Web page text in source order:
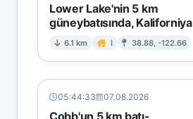
Lower Lake'nin 5 km
güneybatısında, Kaliforniya
6.1 km I 38.88, -122.66
05:44:33 07.08.2026